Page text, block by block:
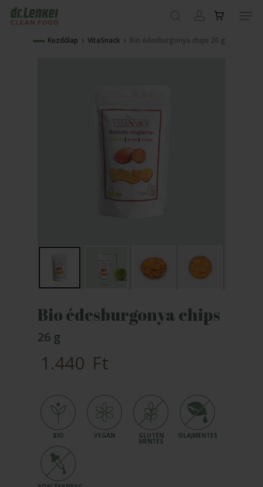
Skip
Kezdőlap VitaSnack Bio édesburgonya chips 26 g
Bio édesburgonya chips
26 g
1.440 Ft